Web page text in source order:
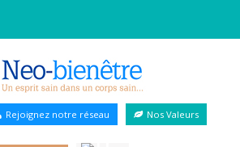
Rejoignez notre réseau Nos Valeurs